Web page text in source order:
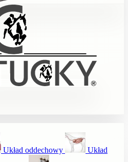
Układ oddechowy Układ